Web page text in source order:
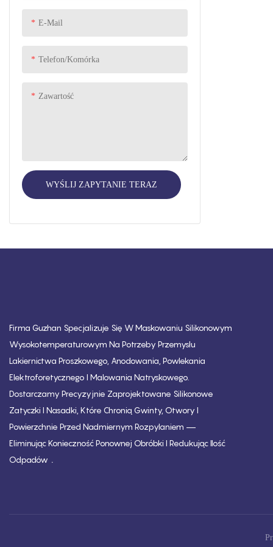
E-Mail
Telefon/komórka
Zawartość
WYŚLIJ ZAPYTANIE TERAZ
Firma Guzhan Specjalizuje Się W Maskowaniu Silikonowym
Wysokotemperaturowym Na Potrzeby Przemysłu
Lakiernictwa Proszkowego, Anodowania, Powlekania
Elektroforetycznego I Malowania Natryskowego.
Dostarczamy Precyzyjnie Zaprojektowane Silikonowe
Zatyczki I Nasadki, Które Chronią Gwinty, Otwory I
Powierzchnie Przed Nadmiernym Rozpylaniem —
Eliminując Konieczność Ponownej Obróbki I Redukując Ilość
Odpadów .